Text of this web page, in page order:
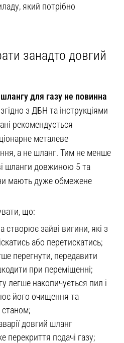
який потрібно
занадто довгий
для газу не повинна
з ДБН та інструкціями
рекомендується
металеве
а не шланг. Тим не менше
шланги довжиною 5 та
мають дуже обмежене
що:
створює зайві вигини, які з
або перетискатись;
перегнути, передавити
при переміщенні;
легше накопичується пил і
його очищення та
станом;
довгий шланг
перекриття подачі газу;